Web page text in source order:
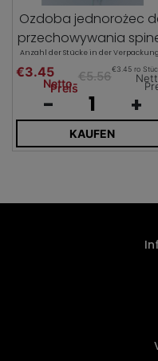
Ozdoba jednorożec
przechowywania
Anzahl der Stücke in der
€3.45
Netto-
Preis
€5.56€3.45 ro
- +
KAUFEN